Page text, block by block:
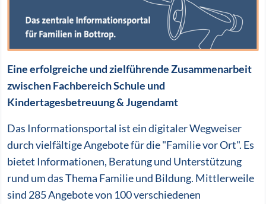
Eine erfolgreiche und zielführende Zusammenarbeit
zwischen Fachbereich Schule und
Kindertagesbetreuung & Jugendamt
Das Informationsportal ist ein digitaler Wegweiser
durch vielfältige Angebote für die "Familie vor Ort". Es
bietet Informationen, Beratung und Unterstützung
rund um das Thema Familie und Bildung. Mittlerweile
sind 285 Angebote von 100 verschiedenen